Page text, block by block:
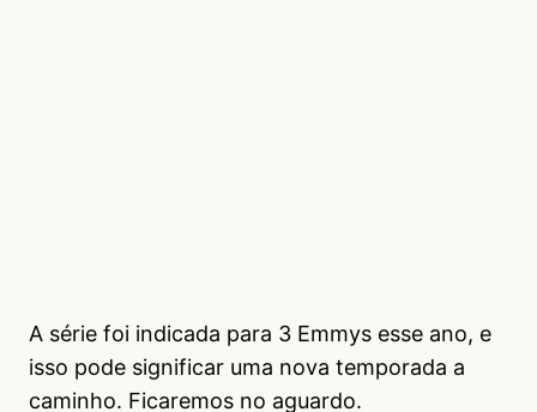
A série foi indicada para 3 Emmys esse ano, e
isso pode significar uma nova temporada a
caminho. Ficaremos no aguardo.